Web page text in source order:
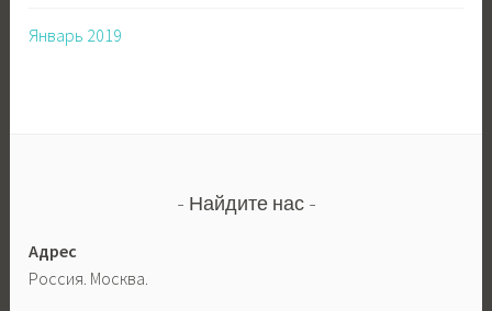
Январь 2019
Найдите нас
Адрес
Россия. Москва.